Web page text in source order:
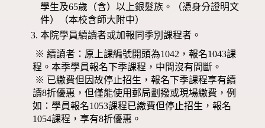
學生及65歲（含）以上銀髮族。（憑身分證明文
件）（本校含師大附中）
本院學員續讀者或加報同季別課程者。
※ 續讀者：原上課編號開頭為1042，報名1043課
程。本季學員報名下季課程，中間沒有間斷。
※ 已繳費但因故停止招生，報名下季課程享有續
讀8折優惠，但僅能使用郵局劃撥或現場繳費，例
如：學員報名1053課程已繳費但停止招生，報名
1054課程，享有8折優惠。